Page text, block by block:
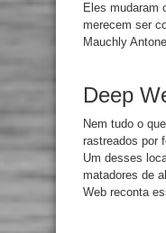
Eles mudaram
merecem ser
Mauchly
Deep
Nem tudo o
rastreados por
Um desses
matadores de
Web reconta